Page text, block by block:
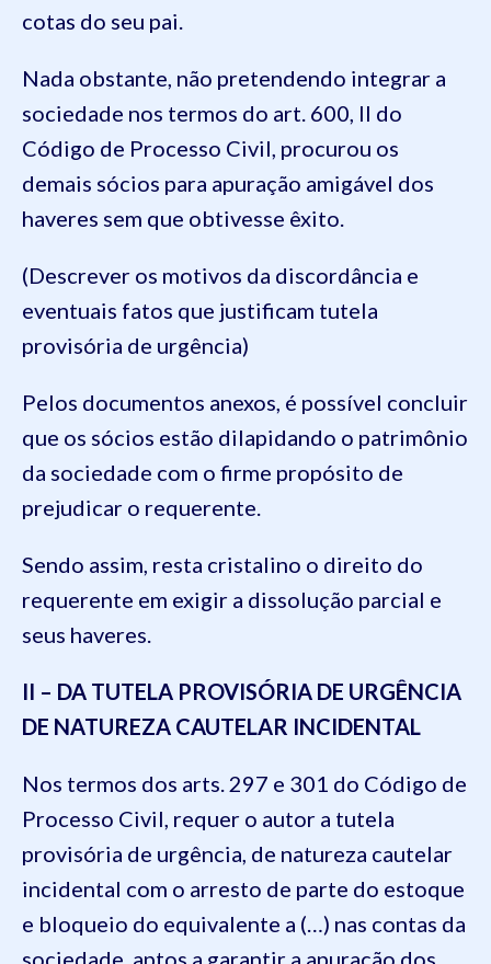
cotas do seu pai.
Nada obstante, não pretendendo integrar a
sociedade nos termos do art. 600, II do
Código de Processo Civil, procurou os
demais sócios para apuração amigável dos
haveres sem que obtivesse êxito.
(Descrever os motivos da discordância e
eventuais fatos que justificam tutela
provisória de urgência)
Pelos documentos anexos, é possível concluir
que os sócios estão dilapidando o patrimônio
da sociedade com o firme propósito de
prejudicar o requerente.
Sendo assim, resta cristalino o direito do
requerente em exigir a dissolução parcial e
seus haveres.
II – DA TUTELA PROVISÓRIA DE URGÊNCIA
DE NATUREZA CAUTELAR INCIDENTAL
Nos termos dos arts. 297 e 301 do Código de
Processo Civil, requer o autor a tutela
provisória de urgência, de natureza cautelar
incidental com o arresto de parte do estoque
e bloqueio do equivalente a (…) nas contas da
sociedade, aptos a garantir a apuração dos